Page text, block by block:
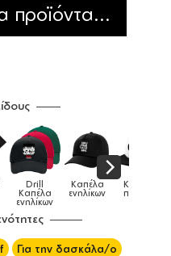
προϊόντα...
Καπέλα
παιδικά Κούπες Κούπες
ειδικές
Για την δασκάλα/ο